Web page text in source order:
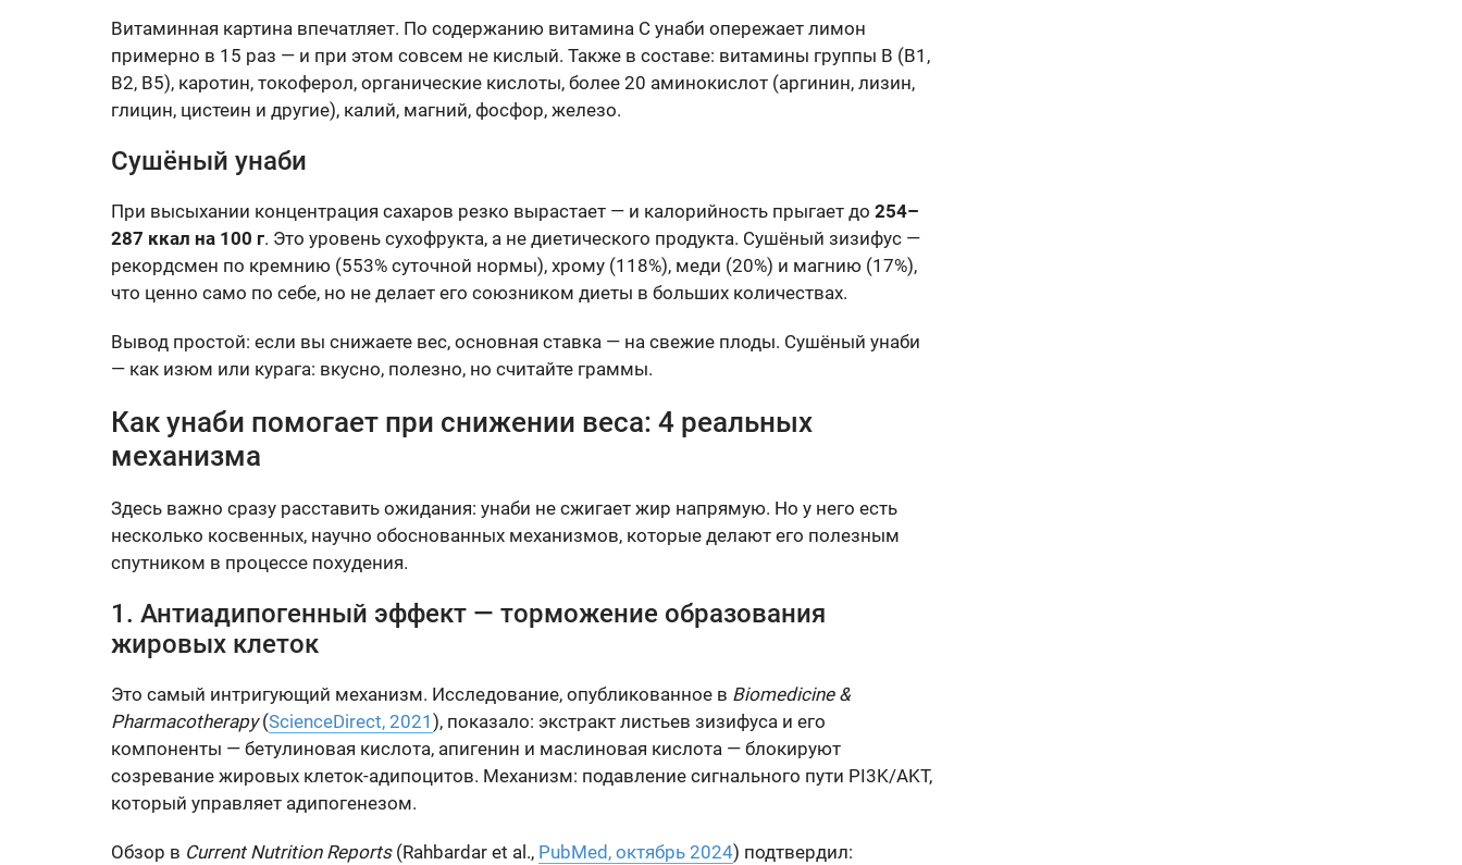
Витаминная картина впечатляет. По содержанию витамина C унаби опережает лимон
примерно в 15 раз — и при этом совсем не кислый. Также в составе: витамины группы B (B1,
B2, B5), каротин, токоферол, органические кислоты, более 20 аминокислот (аргинин, лизин,
глицин, цистеин и другие), калий, магний, фосфор, железо.
Сушёный унаби
При высыхании концентрация сахаров резко вырастает — и калорийность прыгает до 254–
287 ккал на 100 г. Это уровень сухофрукта, а не диетического продукта. Сушёный зизифус —
рекордсмен по кремнию (553% суточной нормы), хрому (118%), меди (20%) и магнию (17%),
что ценно само по себе, но не делает его союзником диеты в больших количествах.
Вывод простой: если вы снижаете вес, основная ставка — на свежие плоды. Сушёный унаби
— как изюм или курага: вкусно, полезно, но считайте граммы.
Как унаби помогает при снижении веса: 4 реальных
механизма
Здесь важно сразу расставить ожидания: унаби не сжигает жир напрямую. Но у него есть
несколько косвенных, научно обоснованных механизмов, которые делают его полезным
спутником в процессе похудения.
1. Антиадипогенный эффект — торможение образования
жировых клеток
Это самый интригующий механизм. Исследование, опубликованное в Biomedicine &
Pharmacotherapy(ScienceDirect, 2021 ), показало: экстракт листьев зизифуса и его
компоненты — бетулиновая кислота, апигенин и маслиновая кислота — блокируют
созревание жировых клеток-адипоцитов. Механизм: подавление сигнального пути PI3K/AKT,
который управляет адипогенезом.
Обзор в Current Nutrition Reports(Rahbardar et al., PubMed, октябрь 2024) подтвердил: